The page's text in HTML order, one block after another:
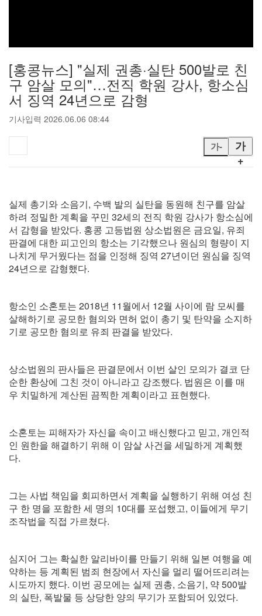
[홍콩뉴스] "실제 권총·실탄 500발로 친
구 암살 모의"…전직 학원 강사, 항소심
서 징역 24년으로 감형
기사입력 2026.06.06 08:44
가-
가
+
실제 총기와 소음기, 수백 발의 실탄을 동원해 친구를 암살
하려 정밀한 계획을 꾸민 32세의 전직 학원 강사가 항소심에
서 감형을 받았다. 홍콩 고등법원 상소법원은 금요일, 유죄
판결에 대한 피고인의 항소는 기각했으나 원심의 형량이 지
나치게 무거웠다는 점을 인정해 징역 27년이던 원심을 징역
24년으로 감형했다.
항소인 소혼토는 2018년 11월에서 12월 사이에 람 모씨를
살해하기로 공모한 혐의와 면허 없이 총기 및 탄약을 소지하
기로 공모한 혐의로 유죄 판결을 받았다.
상소법원의 판사들은 판결문에서 이번 살인 모의가 결코 단
순한 환상에 그친 것이 아니라고 강조했다. 법원은 이를 매
우 치밀하게 계산된 끔찍한 계획이라고 표현했다.
소혼토는 피해자가 자신을 속이고 배신했다고 믿고, 개인적
인 원한을 해결하기 위해 이 암살 사건을 세밀하게 계획했
다.
그는 사법 책임을 회피하면서 계획을 실행하기 위해 여성 친
구 한 명을 포함한 세 명의 10대를 포섭했고, 이들에게 무기
조작법을 직접 가르쳤다.
심지어 그는 확실한 알리바이를 만들기 위해 일본 여행을 예
약하는 등 계획된 범죄 현장에서 자신을 멀리 떨어뜨리려는
시도까지 했다. 이번 공모에는 실제 권총, 소음기, 약 500발
의 실탄, 폭발물 등 상당한 양의 무기가 포함되어 있었다.